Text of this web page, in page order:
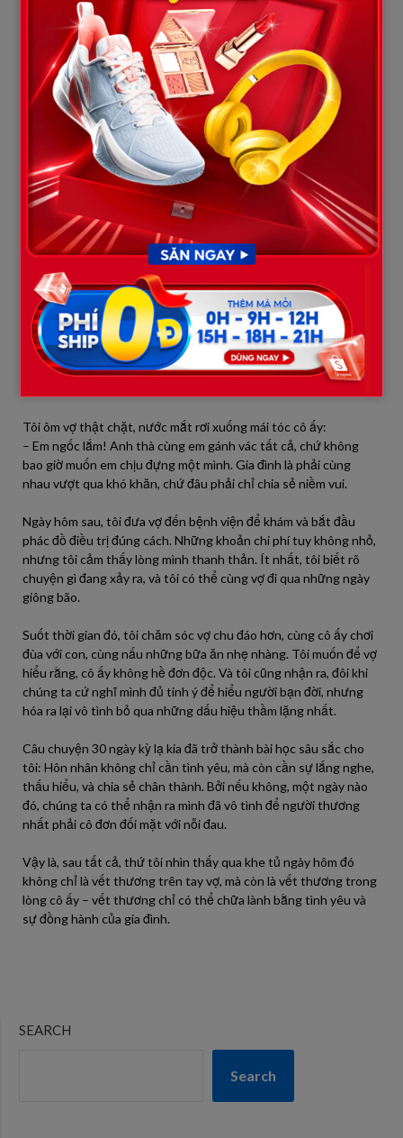
Tôi không kìm được nữa, lao ra khỏi tủ, ôm chầm lấy vợ. Cô ấy
giật mình, gương mặt hoảng loạn, nước mắt chảy dài:
– Sao… sao anh lại ở đây? Anh thấy hết rồi à?
Tôi nghẹn ngào:
– Em bị sao vậy? Tại sao không nói với anh? Em định để anh sống
trong vô tâm đến bao giờ?
Lúc ấy, vợ gục xuống, bật khóc nức nở. Giữa những tiếng nấc
nghẹn, cô ấy thú nhận:
– Em bị bệnh về máu đã lâu, phải truyền và điều trị thường
xuyên. Nhưng em sợ gánh nặng chi phí, sợ anh lo lắng, nên em
giấu. Những vết bầm tím trên tay chính là hậu quả sau mỗi lần
truyền thuốc. Em chỉ muốn tự mình chịu đựng… để anh và con
không phải khổ.
Nghe những lời ấy, tôi bàng hoàng đến mức đôi chân như mất
lực. Người phụ nữ đầu gối tay ấp với tôi bấy lâu, hóa ra đã chiến
đấu với bệnh tật trong âm thầm, mà tôi – người chồng, lại không
Tôi ôm vợ thật chặt, nước mắt rơi xuống mái tóc cô ấy:
– Em ngốc lắm! Anh thà cùng em gánh vác tất cả, chứ không
bao giờ muốn em chịu đựng một mình. Gia đình là phải cùng
nhau vượt qua khó khăn, chứ đâu phải chỉ chia sẻ niềm vui.
Ngày hôm sau, tôi đưa vợ đến bệnh viện để khám và bắt đầu
phác đồ điều trị đúng cách. Những khoản chi phí tuy không nhỏ,
nhưng tôi cảm thấy lòng mình thanh thản. Ít nhất, tôi biết rõ
chuyện gì đang xảy ra, và tôi có thể cùng vợ đi qua những ngày
giông bão.
Suốt thời gian đó, tôi chăm sóc vợ chu đáo hơn, cùng cô ấy chơi
đùa với con, cùng nấu những bữa ăn nhẹ nhàng. Tôi muốn để vợ
hiểu rằng, cô ấy không hề đơn độc. Và tôi cũng nhận ra, đôi khi
chúng ta cứ nghĩ mình đủ tinh ý để hiểu người bạn đời, nhưng
hóa ra lại vô tình bỏ qua những dấu hiệu thầm lặng nhất.
Câu chuyện 30 ngày kỳ lạ kia đã trở thành bài học sâu sắc cho
tôi: Hôn nhân không chỉ cần tình yêu, mà còn cần sự lắng nghe,
thấu hiểu, và chia sẻ chân thành. Bởi nếu không, một ngày nào
đó, chúng ta có thể nhận ra mình đã vô tình để người thương
nhất phải cô đơn đối mặt với nỗi đau.
Vậy là, sau tất cả, thứ tôi nhìn thấy qua khe tủ ngày hôm đó
không chỉ là vết thương trên tay vợ, mà còn là vết thương trong
lòng cô ấy – vết thương chỉ có thể chữa lành bằng tình yêu và
sự đồng hành của gia đình.
SEARCH
Search